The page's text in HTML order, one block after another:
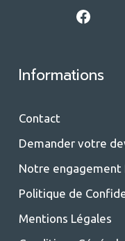
Facebook
Informations
Contact
Demander votre
Notre engagement
Politique de
Mentions Légales